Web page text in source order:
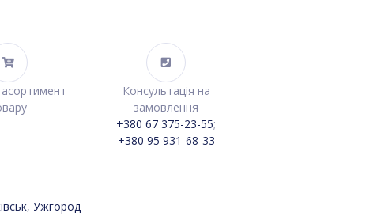
Консультація на
замовлення
+380 67 375-23-55;
+380 95 931-68-33
, Ужгород